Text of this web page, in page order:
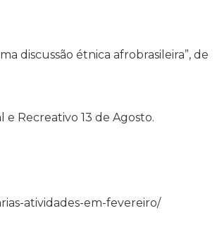
discussão étnica afrobrasileira”, de
Recreativo 13 de Agosto.
atividades-em-fevereiro/